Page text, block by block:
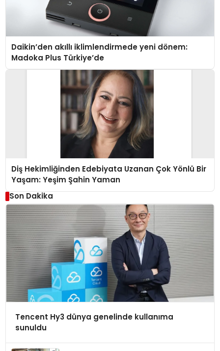
Daikin’den akıllı iklimlendirmede yeni dönem:
Madoka Plus Türkiye’de
Diş Hekimliğinden Edebiyata Uzanan Çok Yönlü Bir
Yaşam: Yeşim Şahin Yaman
Son Dakika
Tencent Hy3 dünya genelinde kullanıma
sunuldu